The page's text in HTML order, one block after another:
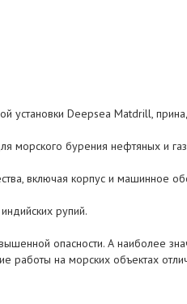
установки Deepsea Matdrill,
морского бурения нефтяных и
включая корпус и машинное
рупий.
опасности. А наиболее
на морских объектах